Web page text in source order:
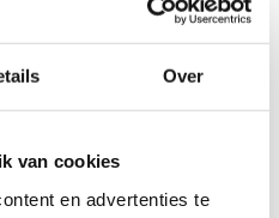
Over
van cookies
en advertenties te